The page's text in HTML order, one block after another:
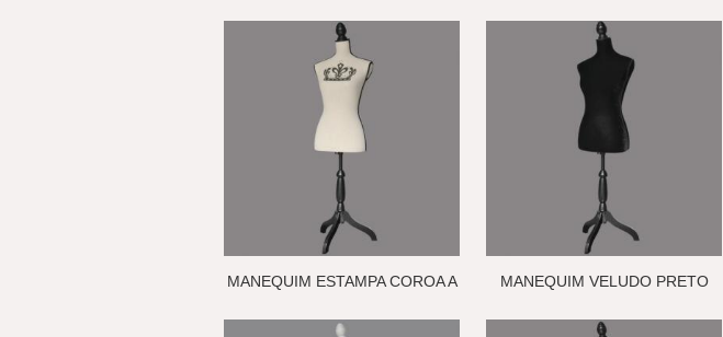
MANEQUIM ESTAMPA COROA A MANEQUIM VELUDO PRETO